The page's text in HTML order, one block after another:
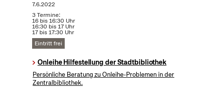
7.6.2022
3 Termine:
16 bis 16:30 Uhr
16:30 bis 17 Uhr
17 bis 17:30 Uhr
Eintritt frei
Onleihe Hilfestellung der Stadtbibliothek
Persönliche Beratung zu Onleihe-Problemen in der
Zentralbibliothek.